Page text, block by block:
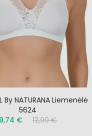
By NATURANA Liemenėlė
5624
9,74 €
12,99 €